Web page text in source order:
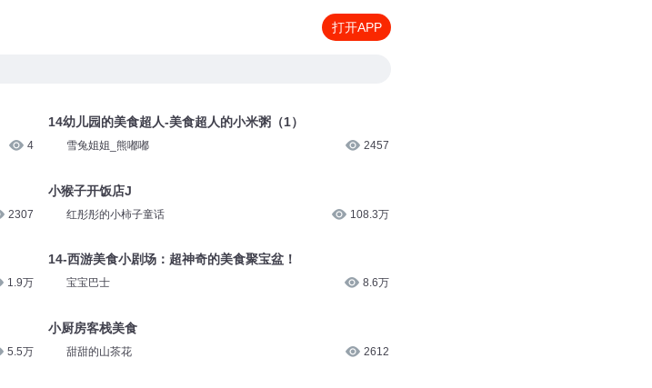
打开APP
4
2307
1.9万
5.5万
14幼儿园的美食超人-美食超人的小米粥（1）
雪兔姐姐_熊嘟嘟 2457
小猴子开饭店J
红彤彤的小柿子童话 108.3万
14-西游美食小剧场：超神奇的美食聚宝盆！
宝宝巴士 8.6万
小厨房客栈美食
甜甜的山茶花 2612